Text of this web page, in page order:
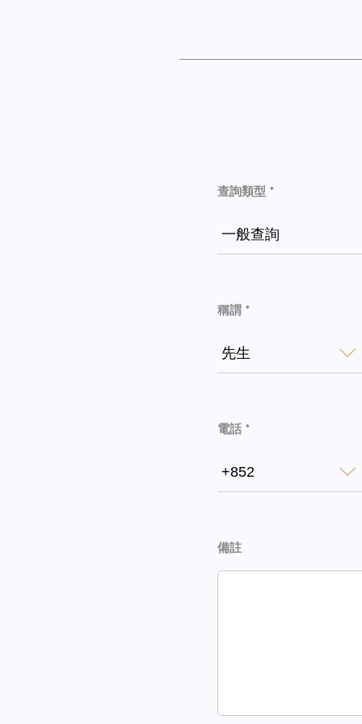
查詢類型 *
一般查詢
稱謂 *
先生
電話 *
+852
備註